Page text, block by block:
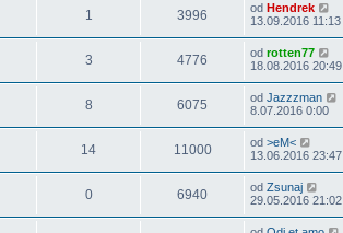
1 3996 od Hendrek
13.09.2016 11:13
3 4776 od rotten77
18.08.2016 20:49
8 6075 od Jazzzman
8.07.2016 0:00
14 11000 od >eM<
13.06.2016 23:47
0 6940 od Zsunaj
29.05.2016 21:02